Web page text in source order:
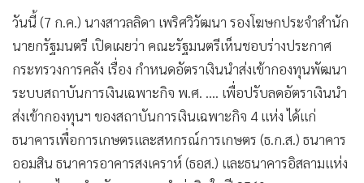
• เกม
• วิทยาศาสตร์
• SMEs
หุ้น
อินโดจีน
กองทุนรวม
วันนี้ (7 ก.ค.) นางสาวลลิดา เพริศวิวัฒนา รองโฆษกประจำสำนัก
นายกรัฐมนตรี เปิดเผยว่า คณะรัฐมนตรีเห็นชอบร่างประกาศ
กระทรวงการคลัง เรื่อง กำหนดอัตราเงินนำส่งเข้ากองทุนพัฒนา
ระบบสถาบันการเงินเฉพาะกิจ พ.ศ. …. เพื่อปรับลดอัตราเงินนำ
ส่งเข้ากองทุนฯ ของสถาบันการเงินเฉพาะกิจ 4 แห่ง ได้แก่
ธนาคารเพื่อการเกษตรและสหกรณ์การเกษตร (ธ.ก.ส.) ธนาคาร
ออมสิน ธนาคารอาคารสงเคราห์ (ธอส.) และธนาคารอิสลามแห่ง
ประเทศไทย สำหรับรอบการนำส่งเงินในปี 2569